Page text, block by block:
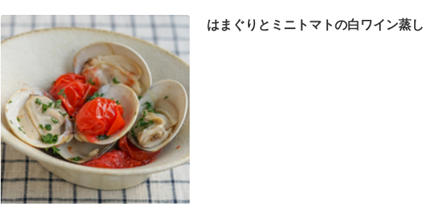
はまぐりとミニトマトの白ワイン蒸し